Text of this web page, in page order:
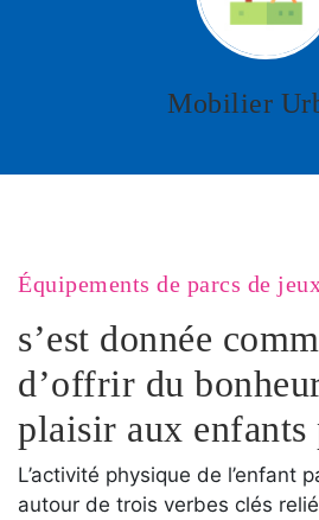
Mobilier
Équipements de parcs de
s’est donnée
d’offrir du
plaisir aux enfants
L’activité physique de l’enfant
autour de trois verbes clés